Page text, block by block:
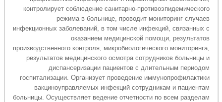
контролирует соблюдение санитарно-противоэпидемического
режима в больнице, проводит мониторинг случаев
инфекционных заболеваний, в том числе инфекций, связанных с
оказанием медицинской помощи, результатов
производственного контроля, микробиологического мониторинга,
результатов медицинского осмотра сотрудников больницы и
диспансеризации пациентов с длительным периодом
госпитализации. Организует проведение иммунопрофилактики
вакциноуправляемых инфекций сотрудникам и пациентам
больницы. Осуществляет ведение отчетности по всем разделам